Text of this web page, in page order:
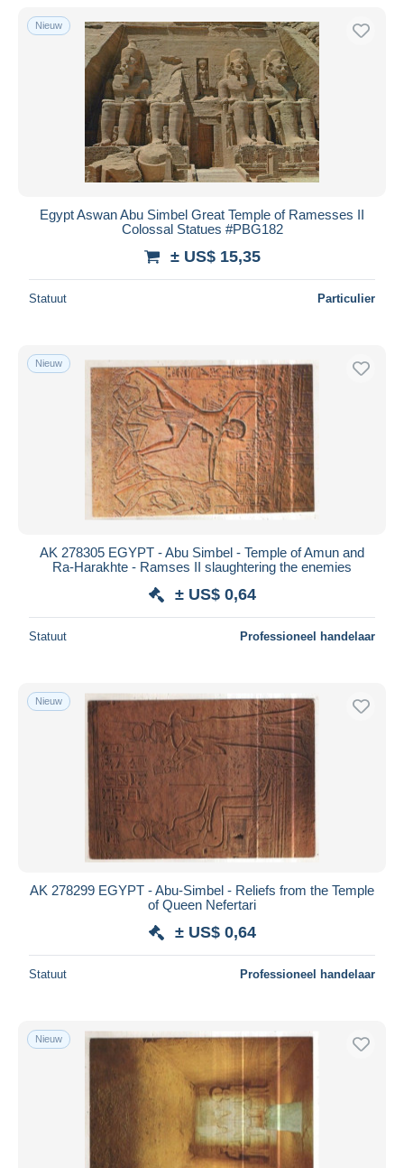
Alleen met korting
Gratis levering
Betaalmiddelen
PayPal
Bankoverschrijving
Visa
Mastercard
iDeal
Woonplaats van de verkoper
Toepassen
Nieuw
Egypt Aswan Abu Simbel Great Temple of Ramesses II
Colossal Statues #PBG182
± US$ 15,35
Statuut Particulier
Nieuw
AK 278305 EGYPT - Abu Simbel - Temple of Amun and
Ra-Harakhte - Ramses II slaughtering the enemies
± US$ 0,64
Statuut Professioneel handelaar
Nieuw
AK 278299 EGYPT - Abu-Simbel - Reliefs from the Temple
of Queen Nefertari
± US$ 0,64
Statuut Professioneel handelaar
Nieuw